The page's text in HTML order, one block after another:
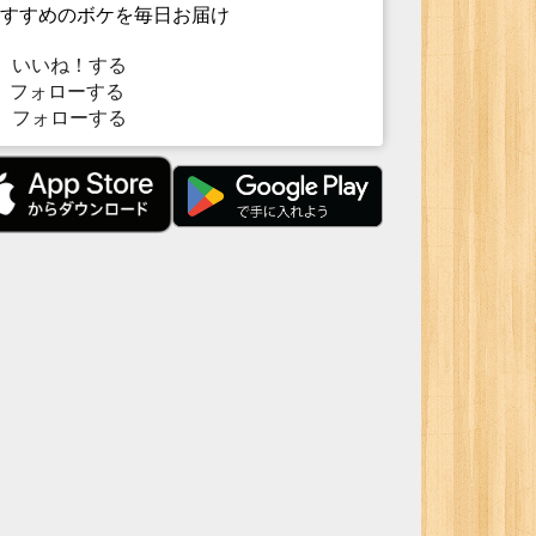
すめのボケを毎日お届け
いいね！する
ォローする
フォローする